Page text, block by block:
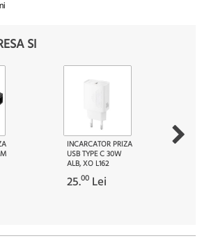
SI
INCARCATOR PRIZA
USB TYPE C 30W
ALB, XO L162
25.00 Lei